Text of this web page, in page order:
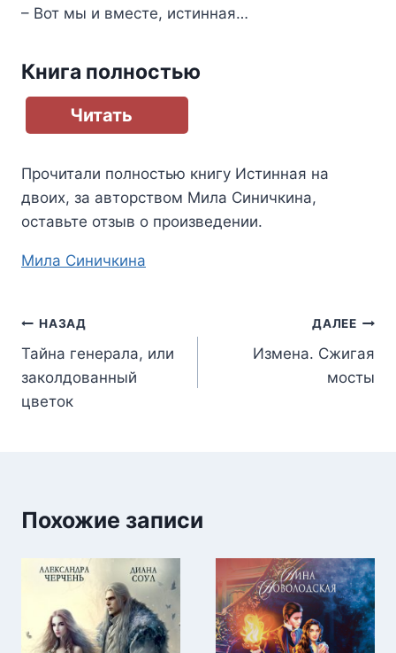
– Вот мы и вместе, истинная…
Книга полностью
Читать
Прочитали полностью книгу Истинная на
двоих, за авторством Мила Синичкина,
оставьте отзыв о произведении.
Метки
Мила Синичкина
Навигация
по
записям
НАЗАД
Тайна генерала, или
заколдованный
цветок
ДАЛЕЕ
Измена. Сжигая
мосты
Похожие записи